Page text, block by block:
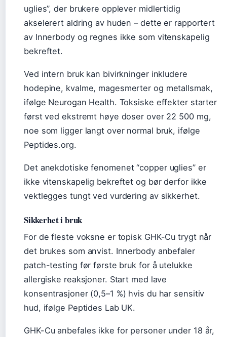
uglies”, der brukere opplever midlertidig
akselerert aldring av huden – dette er rapportert
av Innerbody og regnes ikke som vitenskapelig
bekreftet.
Ved intern bruk kan bivirkninger inkludere
hodepine, kvalme, magesmerter og metallsmak,
ifølge Neurogan Health. Toksiske effekter starter
først ved ekstremt høye doser over 22 500 mg,
noe som ligger langt over normal bruk, ifølge
Peptides.org.
Det anekdotiske fenomenet “copper uglies” er
ikke vitenskapelig bekreftet og bør derfor ikke
vektlegges tungt ved vurdering av sikkerhet.
Sikkerhet i bruk
For de fleste voksne er topisk GHK-Cu trygt når
det brukes som anvist. Innerbody anbefaler
patch-testing før første bruk for å utelukke
allergiske reaksjoner. Start med lave
konsentrasjoner (0,5–1 %) hvis du har sensitiv
hud, ifølge Peptides Lab UK.
GHK-Cu anbefales ikke for personer under 18 år,